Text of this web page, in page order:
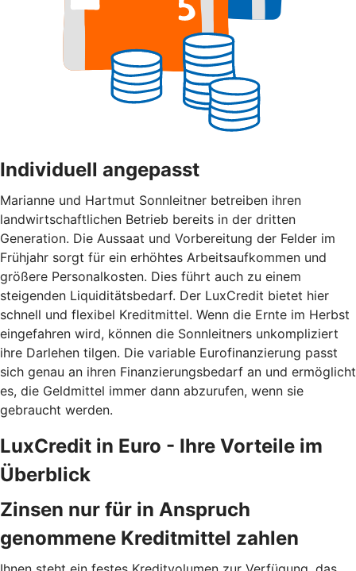
Individuell angepasst
Marianne und Hartmut Sonnleitner betreiben ihren
landwirtschaftlichen Betrieb bereits in der dritten
Generation. Die Aussaat und Vorbereitung der Felder im
Frühjahr sorgt für ein erhöhtes Arbeitsaufkommen und
größere Personalkosten. Dies führt auch zu einem
steigenden Liquiditätsbedarf. Der LuxCredit bietet hier
schnell und flexibel Kreditmittel. Wenn die Ernte im Herbst
eingefahren wird, können die Sonnleitners unkompliziert
ihre Darlehen tilgen. Die variable Eurofinanzierung passt
sich genau an ihren Finanzierungsbedarf an und ermöglicht
es, die Geldmittel immer dann abzurufen, wenn sie
gebraucht werden.
LuxCredit in Euro - Ihre Vorteile im
Überblick
Zinsen nur für in Anspruch
genommene Kreditmittel zahlen